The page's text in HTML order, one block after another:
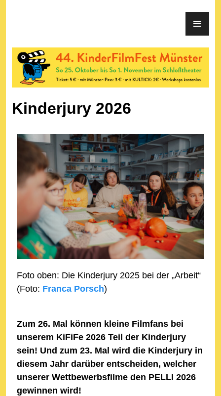
Kinderjury 2026
Foto oben: Die Kinderjury 2025 bei der „Arbeit“
(Foto: Franca Porsch)
Zum 26. Mal können kleine Filmfans bei
unserem KiFiFe 2026 Teil der Kinderjury
sein! Und zum 23. Mal wird die Kinderjury in
diesem Jahr darüber entscheiden, welcher
unserer Wettbewerbsfilme den PELLI 2026
gewinnen wird!